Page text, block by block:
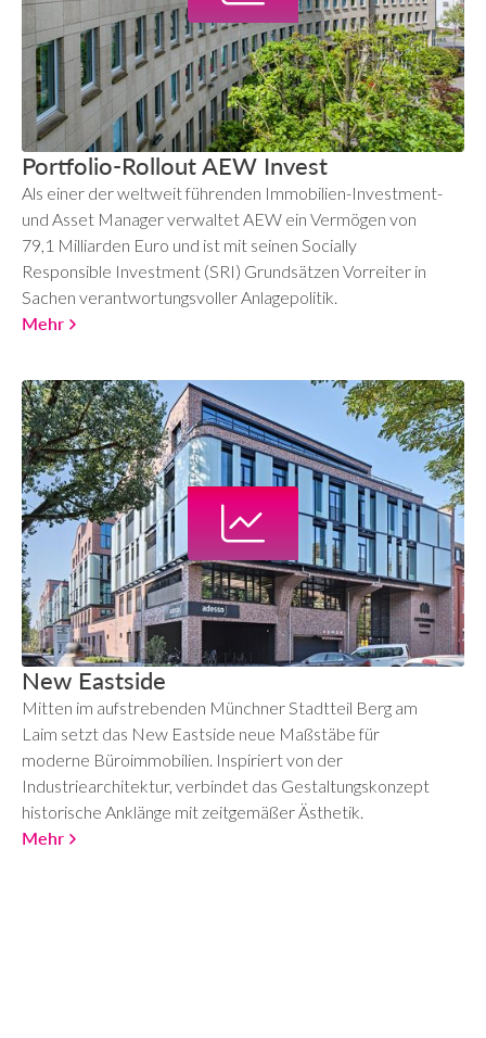
Portfolio-Rollout AEW Invest
Als einer der weltweit führenden Immobilien-Investment-
und Asset Manager verwaltet AEW ein Vermögen von
79,1 Milliarden Euro und ist mit seinen Socially
Responsible Investment (SRI) Grundsätzen Vorreiter in
Sachen verantwortungsvoller Anlagepolitik.
Mehr
New Eastside
Mitten im aufstrebenden Münchner Stadtteil Berg am
Laim setzt das New Eastside neue Maßstäbe für
moderne Büroimmobilien. Inspiriert von der
Industriearchitektur, verbindet das Gestaltungskonzept
historische Anklänge mit zeitgemäßer Ästhetik.
Mehr